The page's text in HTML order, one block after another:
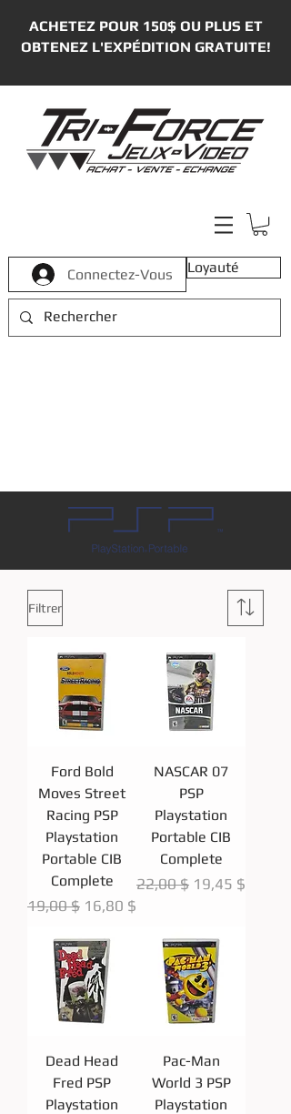
ACHETEZ POUR 150$ OU PLUS ET
OBTENEZ L'EXPÉDITION GRATUITE!
Connectez-Vous Loyauté
Filtrer
Ford Bold
Moves Street
Racing PSP
Playstation
Portable CIB
Complete
Prix original
19,00 $ Prix promotionnel
16,80 $
NASCAR 07
PSP
Playstation
Portable CIB
Complete
Prix original
22,00 $ Prix
19,45 $
Dead Head
Fred PSP
Playstation
Pac-Man
World 3 PSP
Playstation